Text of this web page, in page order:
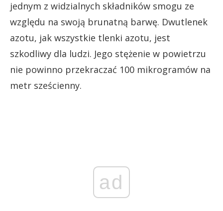
jednym z widzialnych składników smogu ze
względu na swoją brunatną barwę. Dwutlenek
azotu, jak wszystkie tlenki azotu, jest
szkodliwy dla ludzi. Jego stężenie w powietrzu
nie powinno przekraczać 100 mikrogramów na
metr sześcienny.
ad